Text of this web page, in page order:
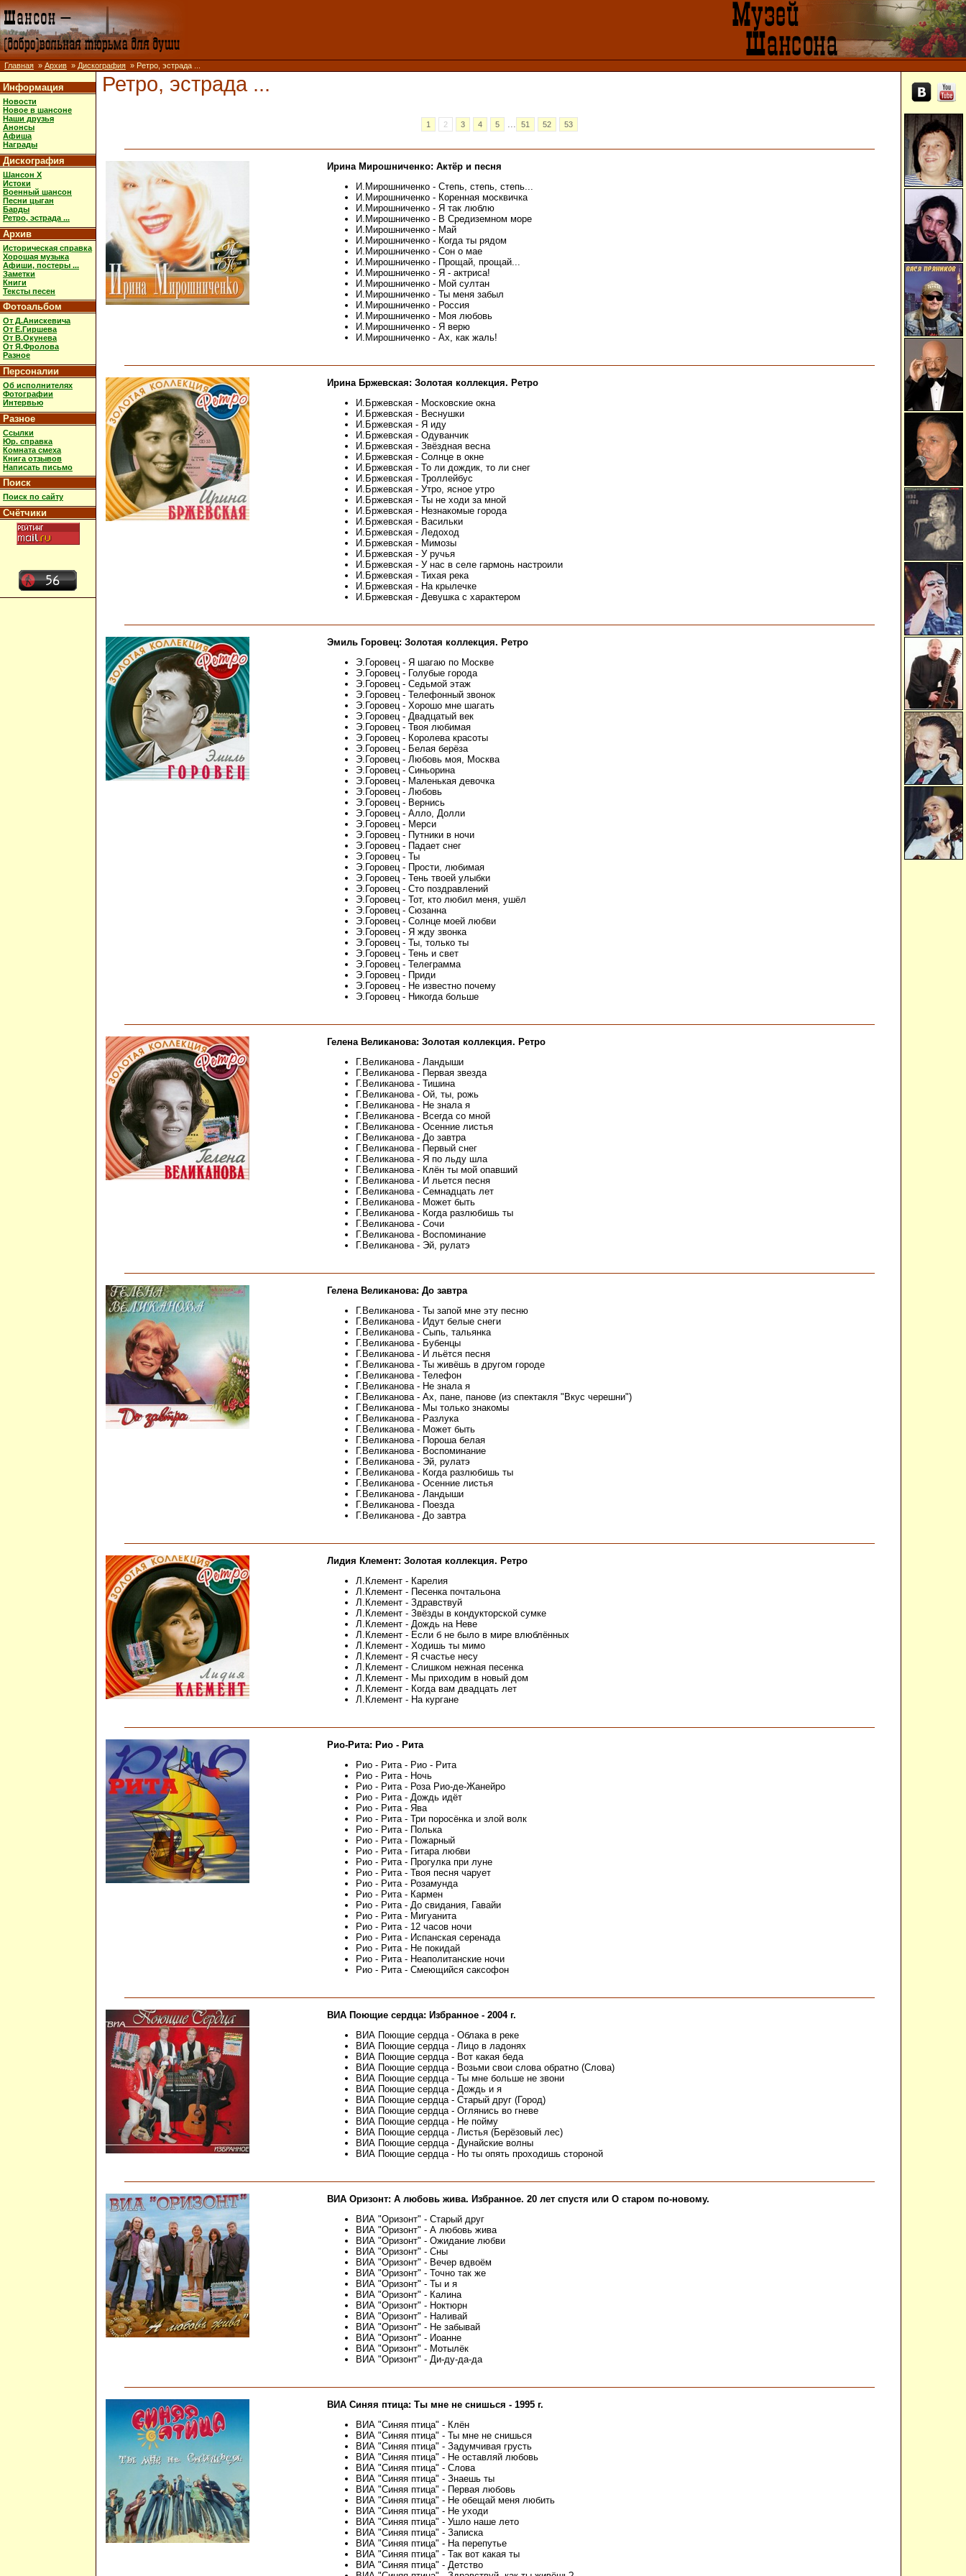
Главная » Архив » Дискография » Ретро, эстрада ...
Информация
Новости
Новое в шансоне
Наши друзья
Анонсы
Афиша
Награды
Дискография
Шансон X
Истоки
Военный шансон
Песни цыган
Барды
Ретро, эстрада ...
Архив
Историческая справка
Хорошая музыка
Афиши, постеры ...
Заметки
Книги
Тексты песен
Фотоальбом
От Д.Анискевича
От Е.Гиршева
От В.Окунева
От Я.Фролова
Разное
Персоналии
Об исполнителях
Фотографии
Интервью
Разное
Ссылки
Юр. справка
Комната смеха
Книга отзывов
Написать письмо
Поиск
Поиск по сайту
Счётчики
Ретро, эстрада ...
1 2 3 4 5 ... 51 52 53
Ирина Мирошниченко: Актёр и песня
И.Мирошниченко - Степь, степь, степь...
И.Мирошниченко - Коренная москвичка
И.Мирошниченко - Я так люблю
И.Мирошниченко - В Средиземном море
И.Мирошниченко - Май
И.Мирошниченко - Когда ты рядом
И.Мирошниченко - Сон о мае
И.Мирошниченко - Прощай, прощай...
И.Мирошниченко - Я - актриса!
И.Мирошниченко - Мой султан
И.Мирошниченко - Ты меня забыл
И.Мирошниченко - Россия
И.Мирошниченко - Моя любовь
И.Мирошниченко - Я верю
И.Мирошниченко - Ах, как жаль!
Ирина Бржевская: Золотая коллекция. Ретро
И.Бржевская - Московские окна
И.Бржевская - Веснушки
И.Бржевская - Я иду
И.Бржевская - Одуванчик
И.Бржевская - Звёздная весна
И.Бржевская - Солнце в окне
И.Бржевская - То ли дождик, то ли снег
И.Бржевская - Троллейбус
И.Бржевская - Утро, ясное утро
И.Бржевская - Ты не ходи за мной
И.Бржевская - Незнакомые города
И.Бржевская - Васильки
И.Бржевская - Ледоход
И.Бржевская - Мимозы
И.Бржевская - У ручья
И.Бржевская - У нас в селе гармонь настроили
И.Бржевская - Тихая река
И.Бржевская - На крылечке
И.Бржевская - Девушка с характером
Эмиль Горовец: Золотая коллекция. Ретро
Э.Горовец - Я шагаю по Москве
Э.Горовец - Голубые города
Э.Горовец - Седьмой этаж
Э.Горовец - Телефонный звонок
Э.Горовец - Хорошо мне шагать
Э.Горовец - Двадцатый век
Э.Горовец - Твоя любимая
Э.Горовец - Королева красоты
Э.Горовец - Белая берёза
Э.Горовец - Любовь моя, Москва
Э.Горовец - Синьорина
Э.Горовец - Маленькая девочка
Э.Горовец - Любовь
Э.Горовец - Вернись
Э.Горовец - Алло, Долли
Э.Горовец - Мерси
Э.Горовец - Путники в ночи
Э.Горовец - Падает снег
Э.Горовец - Ты
Э.Горовец - Прости, любимая
Э.Горовец - Тень твоей улыбки
Э.Горовец - Сто поздравлений
Э.Горовец - Тот, кто любил меня, ушёл
Э.Горовец - Сюзанна
Э.Горовец - Солнце моей любви
Э.Горовец - Я жду звонка
Э.Горовец - Ты, только ты
Э.Горовец - Тень и свет
Э.Горовец - Телеграмма
Э.Горовец - Приди
Э.Горовец - Не известно почему
Э.Горовец - Никогда больше
Гелена Великанова: Золотая коллекция. Ретро
Г.Великанова - Ландыши
Г.Великанова - Первая звезда
Г.Великанова - Тишина
Г.Великанова - Ой, ты, рожь
Г.Великанова - Не знала я
Г.Великанова - Всегда со мной
Г.Великанова - Осенние листья
Г.Великанова - До завтра
Г.Великанова - Первый снег
Г.Великанова - Я по льду шла
Г.Великанова - Клён ты мой опавший
Г.Великанова - И льется песня
Г.Великанова - Семнадцать лет
Г.Великанова - Может быть
Г.Великанова - Когда разлюбишь ты
Г.Великанова - Сочи
Г.Великанова - Воспоминание
Г.Великанова - Эй, рулатэ
Гелена Великанова: До завтра
Г.Великанова - Ты запой мне эту песню
Г.Великанова - Идут белые снеги
Г.Великанова - Сыпь, тальянка
Г.Великанова - Бубенцы
Г.Великанова - И льётся песня
Г.Великанова - Ты живёшь в другом городе
Г.Великанова - Телефон
Г.Великанова - Не знала я
Г.Великанова - Ах, пане, панове (из спектакля "Вкус черешни")
Г.Великанова - Мы только знакомы
Г.Великанова - Разлука
Г.Великанова - Может быть
Г.Великанова - Пороша белая
Г.Великанова - Воспоминание
Г.Великанова - Эй, рулатэ
Г.Великанова - Когда разлюбишь ты
Г.Великанова - Осенние листья
Г.Великанова - Ландыши
Г.Великанова - Поезда
Г.Великанова - До завтра
Лидия Клемент: Золотая коллекция. Ретро
Л.Клемент - Карелия
Л.Клемент - Песенка почтальона
Л.Клемент - Здравствуй
Л.Клемент - Звёзды в кондукторской сумке
Л.Клемент - Дождь на Неве
Л.Клемент - Если б не было в мире влюблённых
Л.Клемент - Ходишь ты мимо
Л.Клемент - Я счастье несу
Л.Клемент - Слишком нежная песенка
Л.Клемент - Мы приходим в новый дом
Л.Клемент - Когда вам двадцать лет
Л.Клемент - На кургане
Рио-Рита: Рио - Рита
Рио - Рита - Рио - Рита
Рио - Рита - Ночь
Рио - Рита - Роза Рио-де-Жанейро
Рио - Рита - Дождь идёт
Рио - Рита - Ява
Рио - Рита - Три поросёнка и злой волк
Рио - Рита - Полька
Рио - Рита - Пожарный
Рио - Рита - Гитара любви
Рио - Рита - Прогулка при луне
Рио - Рита - Твоя песня чарует
Рио - Рита - Розамунда
Рио - Рита - Кармен
Рио - Рита - До свидания, Гавайи
Рио - Рита - Мигуанита
Рио - Рита - 12 часов ночи
Рио - Рита - Испанская серенада
Рио - Рита - Не покидай
Рио - Рита - Неаполитанские ночи
Рио - Рита - Смеющийся саксофон
ВИА Поющие сердца: Избранное - 2004 г.
ВИА Поющие сердца - Облака в реке
ВИА Поющие сердца - Лицо в ладонях
ВИА Поющие сердца - Вот какая беда
ВИА Поющие сердца - Возьми свои слова обратно (Слова)
ВИА Поющие сердца - Ты мне больше не звони
ВИА Поющие сердца - Дождь и я
ВИА Поющие сердца - Старый друг (Город)
ВИА Поющие сердца - Оглянись во гневе
ВИА Поющие сердца - Не пойму
ВИА Поющие сердца - Листья (Берёзовый лес)
ВИА Поющие сердца - Дунайские волны
ВИА Поющие сердца - Но ты опять проходишь стороной
ВИА Оризонт: А любовь жива. Избранное. 20 лет спустя или О старом по-новому.
ВИА "Оризонт" - Старый друг
ВИА "Оризонт" - А любовь жива
ВИА "Оризонт" - Ожидание любви
ВИА "Оризонт" - Сны
ВИА "Оризонт" - Вечер вдвоём
ВИА "Оризонт" - Точно так же
ВИА "Оризонт" - Ты и я
ВИА "Оризонт" - Калина
ВИА "Оризонт" - Ноктюрн
ВИА "Оризонт" - Наливай
ВИА "Оризонт" - Не забывай
ВИА "Оризонт" - Иоанне
ВИА "Оризонт" - Мотылёк
ВИА "Оризонт" - Ди-ду-да-да
ВИА Синяя птица: Ты мне не снишься - 1995 г.
ВИА "Синяя птица" - Клён
ВИА "Синяя птица" - Ты мне не снишься
ВИА "Синяя птица" - Задумчивая грусть
ВИА "Синяя птица" - Не оставляй любовь
ВИА "Синяя птица" - Слова
ВИА "Синяя птица" - Знаешь ты
ВИА "Синяя птица" - Первая любовь
ВИА "Синяя птица" - Не обещай меня любить
ВИА "Синяя птица" - Не уходи
ВИА "Синяя птица" - Ушло наше лето
ВИА "Синяя птица" - Записка
ВИА "Синяя птица" - На перепутье
ВИА "Синяя птица" - Так вот какая ты
ВИА "Синяя птица" - Детство